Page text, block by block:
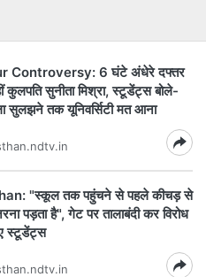
Controversy: 6 घंटे अंधेरे दफ्तर
कुलपति सुनीता मिश्रा, स्टूडेंट्स बोले-
सुलझने तक यूनिवर्सिटी मत आना
"स्कूल तक पहुंचने से पहले कीचड़ से
पड़ता है", गेट पर तालाबंदी कर विरोध
स्टूडेंट्स